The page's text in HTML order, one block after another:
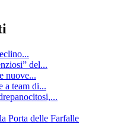
del...
nuove...
a team di...
Porta delle Farfalle